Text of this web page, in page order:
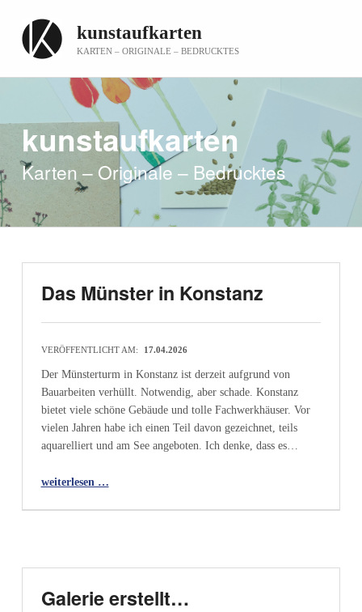
kunstaufkarten
KARTEN – ORIGINALE – BEDRUCKTES
kunstaufkarten
Karten – Originale – Bedrucktes
Das Münster in Konstanz
VERÖFFENTLICHT AM: 17.04.2026
Der Münsterturm in Konstanz ist derzeit aufgrund von
Bauarbeiten verhüllt. Notwendig, aber schade. Konstanz
bietet viele schöne Gebäude und tolle Fachwerkhäuser. Vor
vielen Jahren habe ich einen Teil davon gezeichnet, teils
aquarelliert und am See angeboten. Ich denke, dass es…
“Das Münster in Konstanz”
weiterlesen …
Galerie erstellt…